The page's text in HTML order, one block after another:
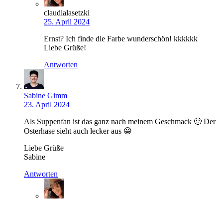
claudialasetzki
25. April 2024
Ernst? Ich finde die Farbe wunderschön! kkkkkk
Liebe Grüße!
Antworten
Sabine Gimm
23. April 2024
Als Suppenfan ist das ganz nach meinem Geschmack 🙂 Der
Osterhase sieht auch lecker aus 😀
Liebe Grüße
Sabine
Antworten